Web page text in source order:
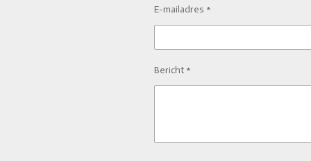
E-mailadres *
Bericht *